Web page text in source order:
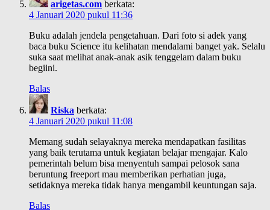
arigetas.com berkata:
4 Januari 2020 pukul 11:36
Buku adalah jendela pengetahuan. Dari foto si adek yang
baca buku Science itu kelihatan mendalami banget yak. Selalu
suka saat melihat anak-anak asik tenggelam dalam buku
begiini.
Balas
Riska berkata:
4 Januari 2020 pukul 11:08
Memang sudah selayaknya mereka mendapatkan fasilitas
yang baik terutama untuk kegiatan belajar mengajar. Kalo
pemerintah belum bisa menyentuh sampai pelosok sana
beruntung freeport mau memberikan perhatian juga,
setidaknya mereka tidak hanya mengambil keuntungan saja.
Balas